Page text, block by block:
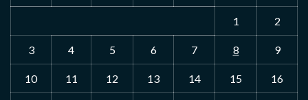
1 2
3 4 5 6 7 8 9
10 11 12 13 14 15 16